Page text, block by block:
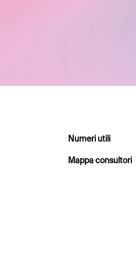
Numeri utili
Mappa consultori